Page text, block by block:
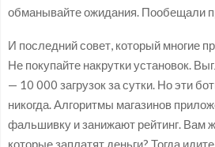
обманывайте ожидания. Пообещали
И последний совет, который многие
Не покупайте накрутки установок.
— 10 000 загрузок за сутки. Но эти
никогда. Алгоритмы магазинов
фальшивку и занижают рейтинг. Вам
которые заплатят деньги? Тогда